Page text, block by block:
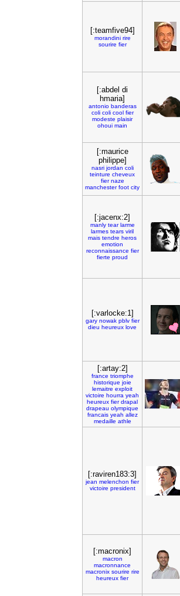
[:teamfive94]
morandini rire
sourire fier
[:abdel di
hmaria]
antonio banderas
coli coli cool fier
modeste plaisir
ohoui main
[:maurice
philippe]
nasri jordan coli
teinture cheveux
fier naze
manchester foot city
[:jacenx:2]
manly tear larme
larmes tears viril
mais tendre heros
emotion
reconnaissance fier
fierte proud
[:varlocke:1]
gary nowak pblv fier
dieu heureux love
[:artay:2]
france triomphe
historique joie
lemaitre exploit
victoire hourra yeah
heureux fier drapal
drapeau olympique
francais yeah allez
medaille athle
[:raviren183:3]
jean melenchon fier
victoire president
[:macronix]
macron
macronnance
macronix sourire rire
heureux fier